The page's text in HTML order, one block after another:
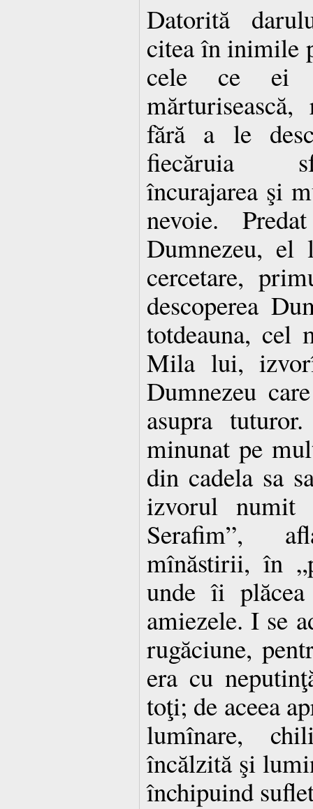
Datorită
citea în inimile
cele ce ei
fără a le
fiecăruia
încurajarea şi
nevoie.
Dumnezeu, el
cercetare,
descoperea
totdeauna, cel
Mila lui,
Dumnezeu
asupra
minunat pe
din cadela sa
izvorul
Serafim”,
mînăstirii, în
unde îi plăcea
amiezele. I se
rugăciune,
era cu
toţi; de aceea
lumînare,
încălzită şi
închipuind